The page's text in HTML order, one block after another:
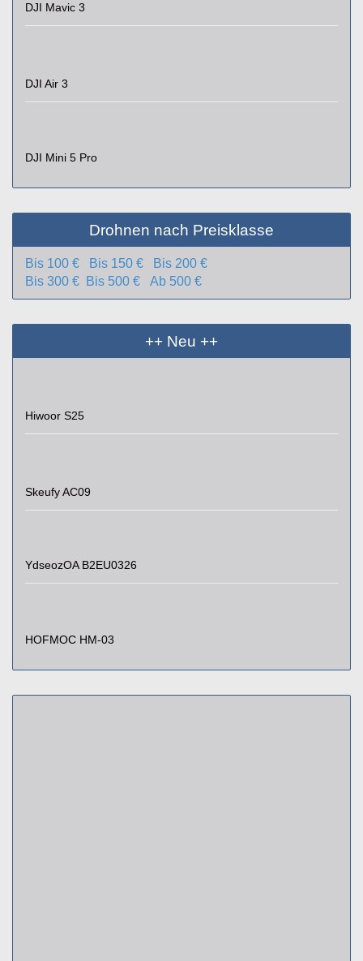
DJI Mavic 3
DJI Air 3
DJI Mini 5 Pro
Drohnen nach Preisklasse
Bis 100 € Bis 150 €
Bis 200 €
Bis 300 € Bis 500 € Ab 500 €
++ Neu ++
Hiwoor S25
Skeufy AC09
YdseozOA B2EU0326
HOFMOC HM-03